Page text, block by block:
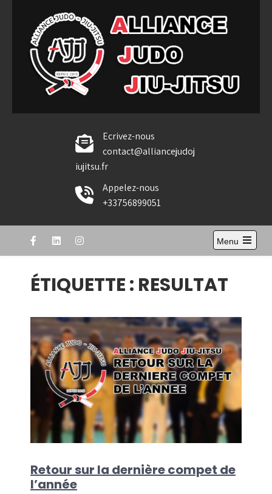
content
Alliance Judo Jiu-jitsu
Ecrivez-nous
contact@alliancejudoj
iujitsu.fr
Appelez-nous
+33756899051
Menu
Open
ÉTIQUETTE : RESULTAT
Retour sur la dernière compet de
l’année